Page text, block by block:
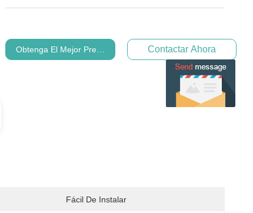
Obtenga El Mejor Precio Contactar Ahora
Fácil De Instalar